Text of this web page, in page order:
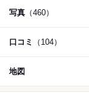
写真 （460）
口コミ （104）
地図